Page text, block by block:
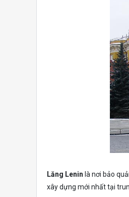
Lăng Lenin là nơi bảo
xây dựng mới nhất tại